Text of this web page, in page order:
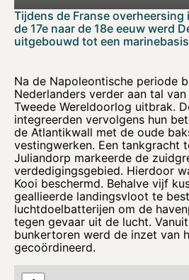
Tijdens de Franse overheersing
de 17e naar de 18e eeuw werd
uitgebouwd tot een
Na de Napoleontische periode
Nederlanders verder aan tal
Tweede Wereldoorlog uitbrak.
integreerden vervolgens hun
de Atlantikwall met de oude
vestingwerken. Een tankgracht
Juliandorp markeerde de
verdedigingsgebied. Hierdoor
Kooi beschermd. Behalve vijf
geallieerde landingsvloot te
luchtdoelbatterijen om de
tegen gevaar uit de lucht.
bunkertoren werd de inzet van
gecoördineerd.